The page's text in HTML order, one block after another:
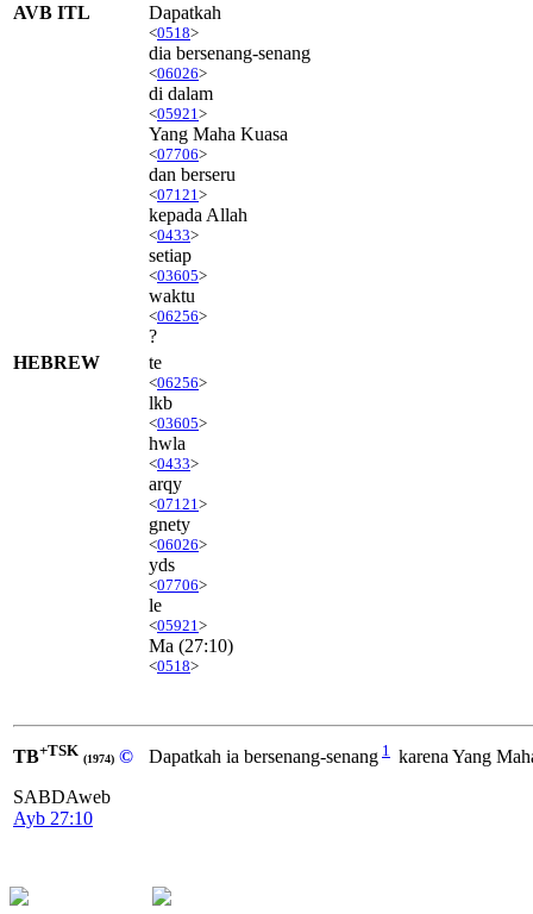
AVB ITL
Dapatkah
<0518>
dia bersenang-senang
<06026>
di dalam
<05921 >
Yang Maha Kuasa
<07706>
dan berseru
<07121 >
kepada Allah
<0433>
setiap
<03605>
waktu
<06256>
?
HEBREW
te
<06256>
lkb
<03605>
hwla
<0433>
arqy
<07121 >
gnety
<06026>
yds
<07706>
le
<05921 >
Ma (27:10)
<0518>
TB+TSK (1974) ©
SABDAweb
Ayb 27:10
Dapatkah ia bersenang-senang 1 karena Yang